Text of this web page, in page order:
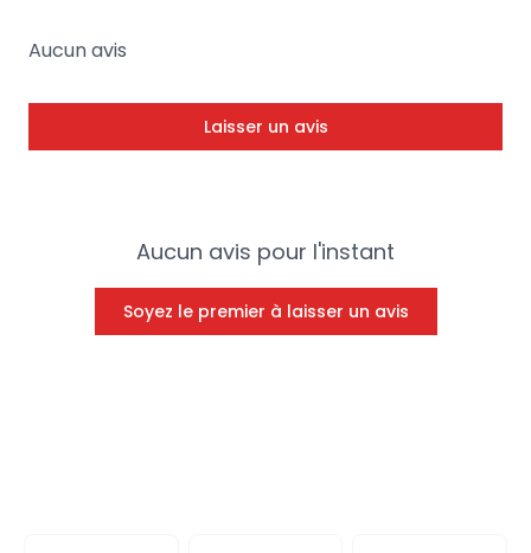
Aucun avis pour l'instant
Soyez le premier à laisser un avis
Aucun avis
Laisser un avis